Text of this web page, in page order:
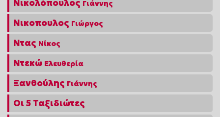
Νικολόπουλος Γιάννης
Νικοπουλος Γιώργος
Ντας Νίκος
Ντεκώ Ελευθερία
Ξανθούλης Γιάννης
Οι 5 Ταξιδιώτες